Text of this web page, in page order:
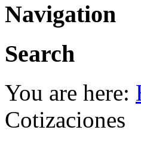
Navigation
Search
You are here:
Cotizaciones